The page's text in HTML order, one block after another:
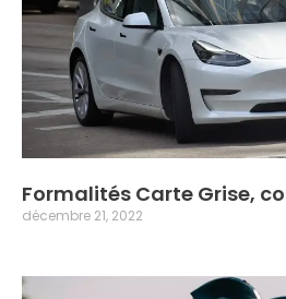
Formalités Carte Grise,
décembre 21, 2022